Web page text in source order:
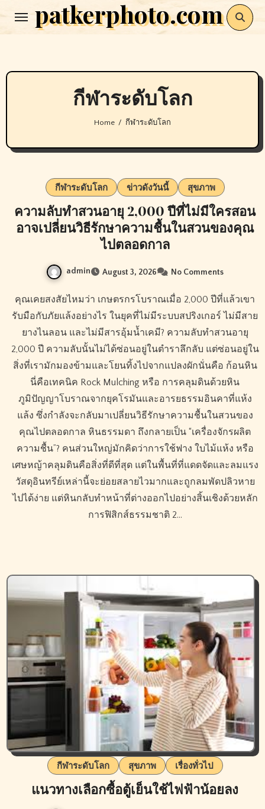
patkerphoto.com
กีฬาระดับโลก
Home กีฬาระดับโลก
กีฬาระดับโลก ข่าวดังวันนี้ สุขภาพ
ความลับทำสวนอายุ 2,000 ปีที่ไม่มีใครสอน
อาจเปลี่ยนวิธีรักษาความชื้นในสวนของคุณ
ไปตลอดกาล
admin August 3, 2026 No Comments
คุณเคยสงสัยไหมว่า เกษตรกรโบราณเมื่อ 2,000 ปีที่แล้วเขา
รับมือกับภัยแล้งอย่างไร ในยุคที่ไม่มีระบบสปริงเกอร์ ไม่มีสาย
ยางไนลอน และไม่มีสารอุ้มน้ำเคมี? ความลับทำสวนอายุ
2,000 ปี ความลับนั้นไม่ได้ซ่อนอยู่ในตำราลึกลับ แต่ซ่อนอยู่ใน
สิ่งที่เรามักมองข้ามและโยนทิ้งไปจากแปลงผักนั่นคือ ก้อนหิน
นี่คือเทคนิค Rock Mulching หรือ การคลุมดินด้วยหิน
ภูมิปัญญาโบราณจากยุคโรมันและอารยธรรมอินคาที่แห้ง
แล้ง ซึ่งกำลังจะกลับมาเปลี่ยนวิธีรักษาความชื้นในสวนของ
คุณไปตลอดกาล หินธรรมดา ถึงกลายเป็น “เครื่องจักรผลิต
ความชื้น”? คนส่วนใหญ่มักคิดว่าการใช้ฟาง ใบไม้แห้ง หรือ
เศษหญ้าคลุมดินคือสิ่งที่ดีที่สุด แต่ในพื้นที่ที่แดดจัดและลมแรง
วัสดุอินทรีย์เหล่านี้จะย่อยสลายไวมากและถูกลมพัดปลิวหาย
ไปได้ง่าย แต่หินกลับทำหน้าที่ต่างออกไปอย่างสิ้นเชิงด้วยหลัก
การฟิสิกส์ธรรมชาติ 2…
กีฬาระดับโลก สุขภาพ เรื่องทั่วไป
แนวทางเลือกซื้อตู้เย็นใช้ไฟฟ้าน้อยลง